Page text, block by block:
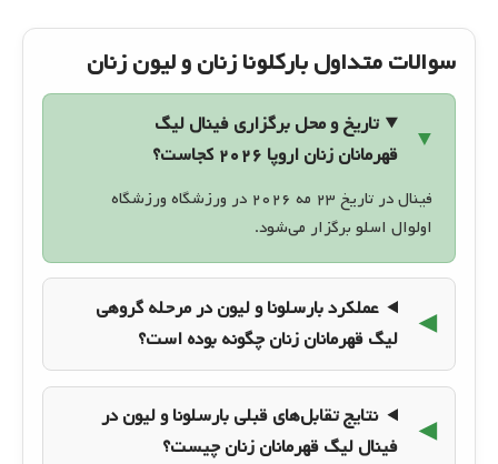
سوالات متداول بارکلونا زنان و لیون زنان
تاریخ و محل برگزاری فینال لیگ
قهرمانان زنان اروپا ۲۰۲۶ کجاست؟
فینال در تاریخ ۲۳ مه ۲۰۲۶ در ورزشگاه ورزشگاه
اولوال اسلو برگزار می‌شود.
عملکرد بارسلونا و لیون در مرحله گروهی
لیگ قهرمانان زنان چگونه بوده است؟
نتایج تقابل‌های قبلی بارسلونا و لیون در
فینال لیگ قهرمانان زنان چیست؟